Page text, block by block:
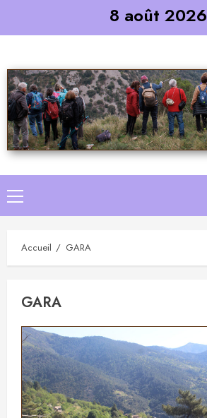
8 août 2026
Primary
Menu
Accueil GARA
GARA